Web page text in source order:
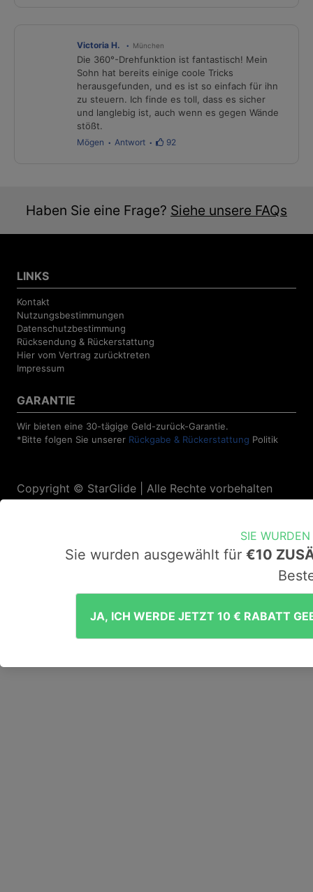
Victoria H. München
Die 360°-Drehfunktion ist fantastisch! Mein
Sohn hat bereits einige coole Tricks
herausgefunden, und es ist so einfach für ihn
zu steuern. Ich finde es toll, dass es sicher
und langlebig ist, auch wenn es gegen Wände
stößt.
Mögen Antwort 92
Haben Sie eine Frage? Siehe unsere FAQs
LINKS
Kontakt
Nutzungsbestimmungen
Datenschutzbestimmung
Rücksendung & Rückerstattung
Hier vom Vertrag zurücktreten
Impressum
GARANTIE
Wir bieten eine 30-tägige Geld-zurück-Garantie.
*Bitte folgen Sie unserer Rückgabe & Rückerstattung Politik
Copyright © StarGlide | Alle Rechte vorbehalten
SIE
Sie wurden ausgewählt für €10
JA, ICH WERDE JETZT 10 € RABATT